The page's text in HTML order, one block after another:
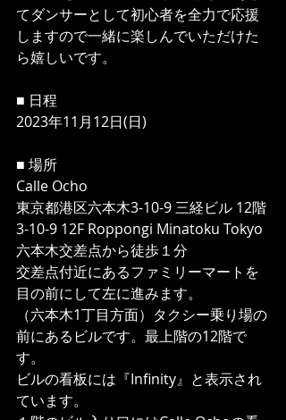
てダンサーとして初心者を全力で応援
しますので一緒に楽しんでいただけた
ら嬉しいです。
■ 日程
2023年11月12日(日)
■ 場所
Calle Ocho
東京都港区六本木3-10-9 三経ビル 12階
3-10-9 12F Roppongi Minatoku Tokyo
六本木交差点から徒歩１分
交差点付近にあるファミリーマートを
目の前にして左に進みます。
（六本木1丁目方面）タクシー乗り場の
前にあるビルです。最上階の12階で
す。
ビルの看板には『Infinity』と表示され
ています。